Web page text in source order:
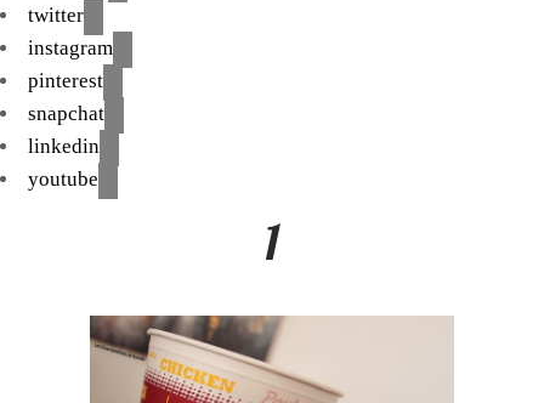
twitter
instagram
pinterest
snapchat
linkedin
youtube
1